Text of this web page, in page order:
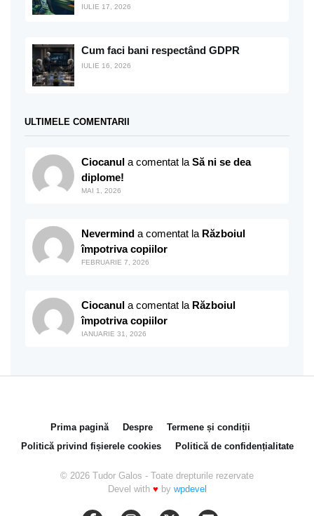
IULIE 17, 2026
Cum faci bani respectând GDPR
IULIE 16, 2026
ULTIMELE COMENTARII
Ciocanul a comentat la Să ni se dea
diplome!
MAI 1, 2026
Nevermind a comentat la Războiul
împotriva copiilor
FEBRUARIE 7, 2026
Ciocanul a comentat la Războiul
împotriva copiilor
IANUARIE 31, 2026
Prima pagină Despre
Termene și condiții
Politică privind fișierele cookies
Politică de confidențialitate
© 2026 Tudor Galos - Toate drepturile rezervate
Devel with ♥ by wpdevel